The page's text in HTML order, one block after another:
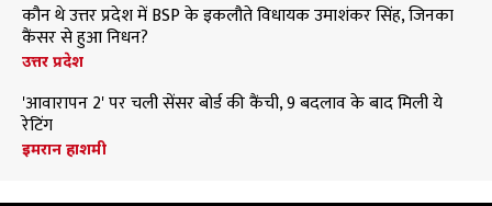
कौन थे उत्तर प्रदेश में BSP के इकलौते विधायक उमाशंकर सिंह, जिनका
कैंसर से हुआ निधन?
उत्तर प्रदेश
'आवारापन 2' पर चली सेंसर बोर्ड की कैंची, 9 बदलाव के बाद मिली ये
रेटिंग
इमरान हाशमी